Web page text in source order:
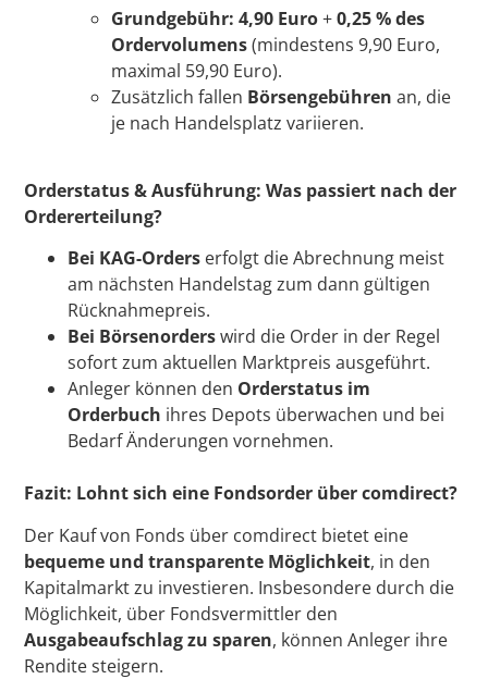
Grundgebühr: 4,90 Euro+0,25 % des
Ordervolumens(mindestens 9,90 Euro,
maximal 59,90 Euro).
Zusätzlich fallen Börsengebühren an, die
je nach Handelsplatz variieren.
Orderstatus & Ausführung: Was passiert nach der
Ordererteilung?
Bei KAG-Orders erfolgt die Abrechnung meist
am nächsten Handelstag zum dann gültigen
Rücknahmepreis.
Bei Börsenorderswird die Order in der Regel
sofort zum aktuellen Marktpreis ausgeführt.
Anleger können den Orderstatus im
Orderbuch ihres Depots überwachen und bei
Bedarf Änderungen vornehmen.
Fazit: Lohnt sich eine Fondsorder über comdirect?
Der Kauf von Fonds über comdirect bietet eine
bequeme und transparente Möglichkeit, in den
Kapitalmarkt zu investieren. Insbesondere durch die
Möglichkeit, über Fondsvermittler den
Ausgabeaufschlag zu sparen, können Anleger ihre
Rendite steigern.